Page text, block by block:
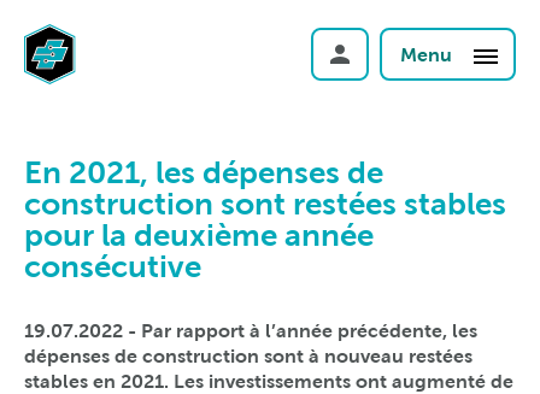
Menu
En 2021, les dépenses de
construction sont restées stables
pour la deuxième année
consécutive
19.07.2022 - Par rapport à l’année précédente, les
dépenses de construction sont à nouveau restées
stables en 2021. Les investissements ont augmenté de